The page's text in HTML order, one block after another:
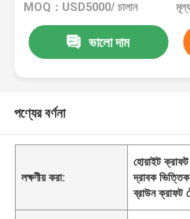
MOQ：USD5000/ চালান
ভালো দাম
পণ্যের বর্ণনা
লক্ষণীয় করা:
হোয়াইট
দ্রাবক ভিত্তিক
ব্রাউন ক্রাফট